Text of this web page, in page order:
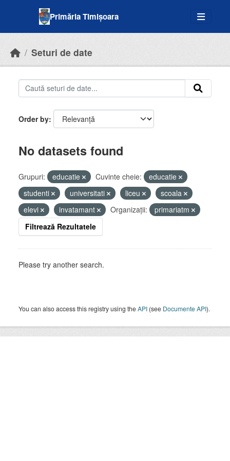
Primăria Timișoara
Seturi de date
Order by
No datasets found
Grupuri: educatie Cuvinte cheie:
educatie
studenti
universitati liceu
scoala
elevi
invatamant Organizații:
primariatm
Filtrează Rezultatele
Please try another search.
You can also access this registry using theAPI (see Documente API).